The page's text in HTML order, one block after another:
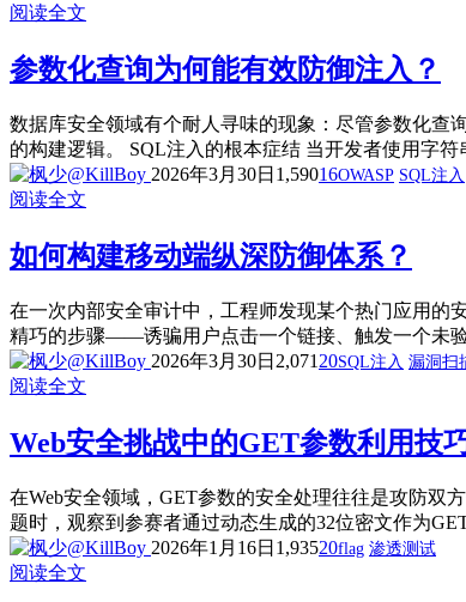
阅读全文
参数化查询为何能有效防御注入？
数据库安全领域有个耐人寻味的现象：尽管参数化查
的构建逻辑。 SQL注入的根本症结 当开发者使用字
2026年3月30日 1,59016OWASP SQL注入
阅读全文
如何构建移动端纵深防御体系？
在一次内部安全审计中，工程师发现某个热门应用的
精巧的步骤——诱骗用户点击一个链接、触发一个未
2026年3月30日 2,071 20SQL注入 漏洞扫
阅读全文
Web安全挑战中的GET参数利用技
在Web安全领域，GET参数的安全处理往往是攻防双
题时，观察到参赛者通过动态生成的32位密文作为
2026年1月16日 1,93520flag 渗透测试
阅读全文